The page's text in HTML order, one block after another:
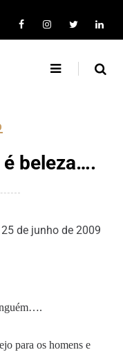
é beleza….
25 de junho de 2009
para os homens e